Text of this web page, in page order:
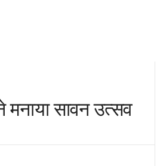
मनाया सावन उत्सव